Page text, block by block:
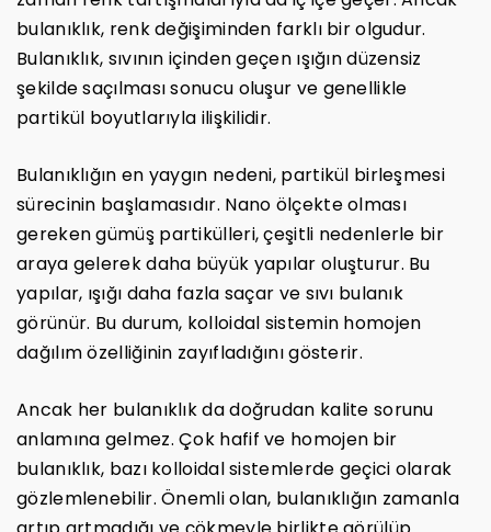
bulanıklık, renk değişiminden farklı bir olgudur.
Bulanıklık, sıvının içinden geçen ışığın düzensiz
şekilde saçılması sonucu oluşur ve genellikle
partikül boyutlarıyla ilişkilidir.
Bulanıklığın en yaygın nedeni, partikül birleşmesi
sürecinin başlamasıdır. Nano ölçekte olması
gereken gümüş partikülleri, çeşitli nedenlerle bir
araya gelerek daha büyük yapılar oluşturur. Bu
yapılar, ışığı daha fazla saçar ve sıvı bulanık
görünür. Bu durum, kolloidal sistemin homojen
dağılım özelliğinin zayıfladığını gösterir.
Ancak her bulanıklık da doğrudan kalite sorunu
anlamına gelmez. Çok hafif ve homojen bir
bulanıklık, bazı kolloidal sistemlerde geçici olarak
gözlemlenebilir. Önemli olan, bulanıklığın zamanla